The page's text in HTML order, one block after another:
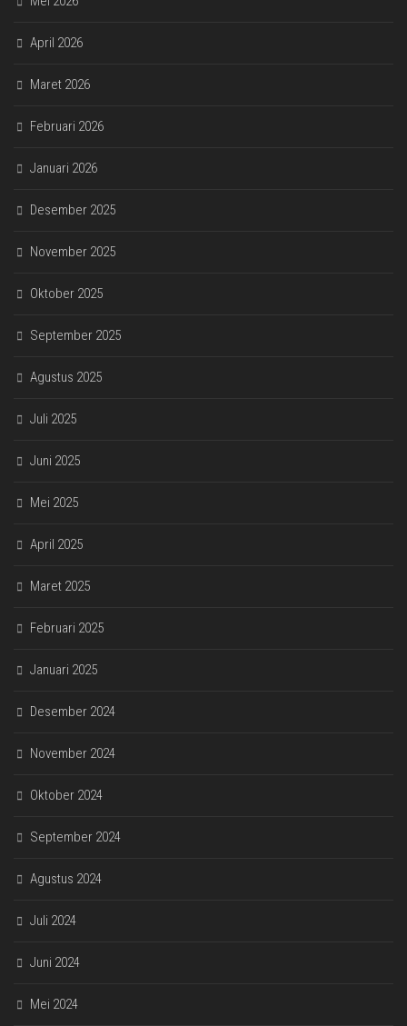
April 2026
Maret 2026
Februari 2026
Januari 2026
Desember 2025
November 2025
Oktober 2025
September 2025
Agustus 2025
Juli 2025
Juni 2025
Mei 2025
April 2025
Maret 2025
Februari 2025
Januari 2025
Desember 2024
November 2024
Oktober 2024
September 2024
Agustus 2024
Juli 2024
Juni 2024
Mei 2024